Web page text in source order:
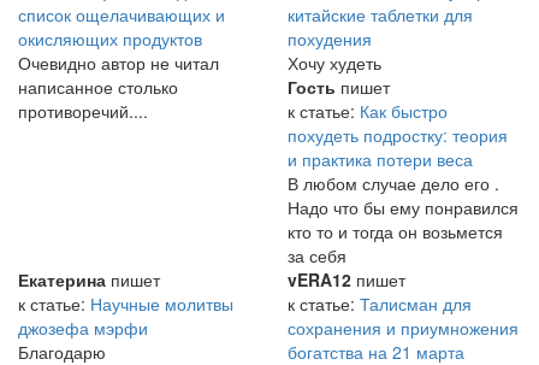
список ощелачивающих и
окисляющих продуктов
Очевидно автор не читал
написанное столько
противоречий....
китайские таблетки для
похудения
Хочу худеть
Гость пишет
к статье: Как быстро
похудеть подростку: теория
и практика потери веса
В любом случае дело его .
Надо что бы ему понравился
кто то и тогда он возьмется
за себя
Екатерина пишет
к статье: Научные молитвы
джозефа мэрфи
Благодарю
vERA12 пишет
к статье: Талисман для
сохранения и приумножения
богатства на 21 марта